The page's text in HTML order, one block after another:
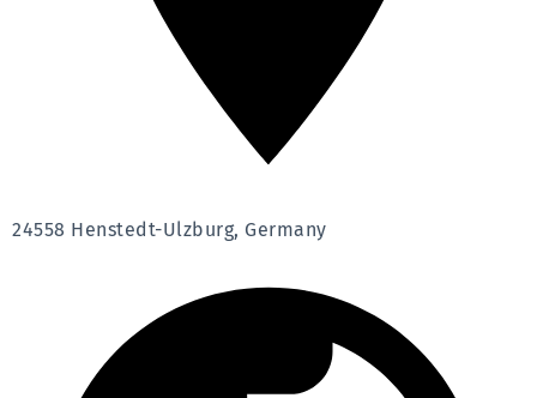
24558 Henstedt-Ulzburg, Germany